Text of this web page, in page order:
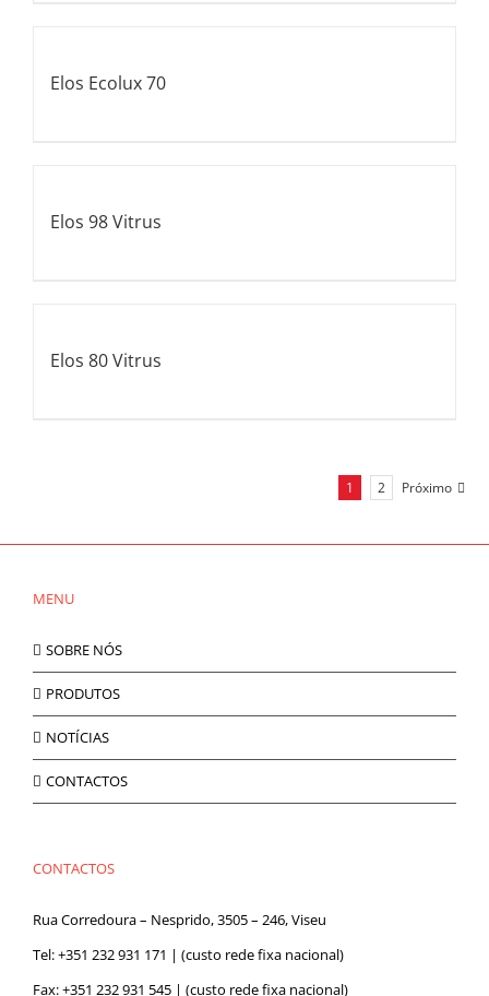
Elos Ecolux 70
Elos 98 Vitrus
Elos 80 Vitrus
1 2 Próximo
MENU
SOBRE NÓS
PRODUTOS
NOTÍCIAS
CONTACTOS
CONTACTOS
Rua Corredoura – Nesprido, 3505 – 246, Viseu
Tel:+351 232 931 171 | (custo rede fixa nacional)
Fax: +351 232 931 545 | (custo rede fixa nacional)